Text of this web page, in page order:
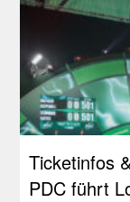
Ticketinfos
PDC führt